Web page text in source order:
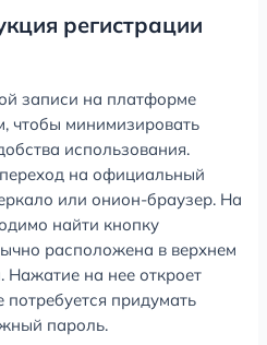
регистрации
записи на платформе
чтобы минимизировать
использования.
на официальный
или онион-браузер. На
найти кнопку
расположена в верхнем
Нажатие на нее откроет
придумать
пароль.